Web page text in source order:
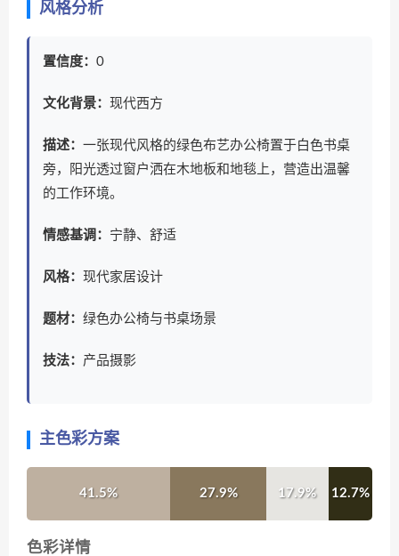
风格分析
置信度： 0
文化背景： 现代西方
描述： 一张现代风格的绿色布艺办公椅置于白色书桌
旁，阳光透过窗户洒在木地板和地毯上，营造出温馨
的工作环境。
情感基调： 宁静、舒适
风格： 现代家居设计
题材： 绿色办公椅与书桌场景
技法： 产品摄影
主色彩方案
41.5% 27.9% 17.9% 12.7%
色彩详情